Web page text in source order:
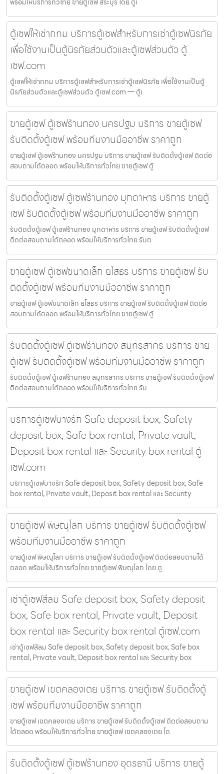
ตู้เซฟให้เช่ากทม บริการตู้เซฟสำหรับการเช่าตู้เซฟนิรภัย
เพื่อใช้งานเป็นตู้นิรภัยส่วนตัวและตู้เซฟส่วนตัว ตู้
เซฟ.com
ตู้เซฟให้เช่ากทม บริการตู้เซฟสำหรับการเช่าตู้เซฟนิรภัย เพื่อใช้งานเป็นตู้
นิรภัยส่วนตัวและตู้เซฟส่วนตัว ตู้เซฟ.com — ตู้เ
ขายตู้เซฟ ตู้เซฟร้านทอง นครปฐม บริการ ขายตู้เซฟ
รับติดตั้งตู้เซฟ พร้อมทีมงานมืออาชีพ ราคาถูก
ขายตู้เซฟ ตู้เซฟร้านทอง นครปฐม บริการ ขายตู้เซฟ รับติดตั้งตู้เซฟ ติดต่อ
สอบถามได้ตลอด พร้อมให้บริการทั่วไทย ขายตู้เซฟ ตู้
รับติดตั้งตู้เซฟ ตู้เซฟร้านทอง มุกดาหาร บริการ ขายตู้
เซฟ รับติดตั้งตู้เซฟ พร้อมทีมงานมืออาชีพ ราคาถูก
รับติดตั้งตู้เซฟ ตู้เซฟร้านทอง มุกดาหาร บริการ ขายตู้เซฟ รับติดตั้งตู้เซฟ
ติดต่อสอบถามได้ตลอด พร้อมให้บริการทั่วไทย รับต
ขายตู้เซฟ ตู้เซฟขนาดเล็ก ยโสธร บริการ ขายตู้เซฟ รับ
ติดตั้งตู้เซฟ พร้อมทีมงานมืออาชีพ ราคาถูก
ขายตู้เซฟ ตู้เซฟขนาดเล็ก ยโสธร บริการ ขายตู้เซฟ รับติดตั้งตู้เซฟ ติดต่อ
สอบถามได้ตลอด พร้อมให้บริการทั่วไทย ขายตู้เซฟ ตู้
รับติดตั้งตู้เซฟ ตู้เซฟร้านทอง สมุทรสาคร บริการ ขาย
ตู้เซฟ รับติดตั้งตู้เซฟ พร้อมทีมงานมืออาชีพ ราคาถูก
รับติดตั้งตู้เซฟ ตู้เซฟร้านทอง สมุทรสาคร บริการ ขายตู้เซฟ รับติดตั้งตู้เซฟ
ติดต่อสอบถามได้ตลอด พร้อมให้บริการทั่วไทย รับ
บริการตู้เซฟบางรัก Safe deposit box, Safety
deposit box, Safe box rental, Private vault,
Deposit box rental และ Security box rental ตู้
เซฟ.com
บริการตู้เซฟบางรัก Safe deposit box, Safety deposit box, Safe
box rental, Private vault, Deposit box rental และ Security
ขายตู้เซฟ พิษณุโลก บริการ ขายตู้เซฟ รับติดตั้งตู้เซฟ
พร้อมทีมงานมืออาชีพ ราคาถูก
ขายตู้เซฟ พิษณุโลก บริการ ขายตู้เซฟ รับติดตั้งตู้เซฟ ติดต่อสอบถามได้
ตลอด พร้อมให้บริการทั่วไทย ขายตู้เซฟ พิษณุโลก โดย ตู
เช่าตู้เซฟสีลม Safe deposit box, Safety deposit
box, Safe box rental, Private vault, Deposit
box rental และ Security box rental ตู้เซฟ.com
เช่าตู้เซฟสีลม Safe deposit box, Safety deposit box, Safe box
rental, Private vault, Deposit box rental และ Security box
ขายตู้เซฟ เขตคลองเตย บริการ ขายตู้เซฟ รับติดตั้งตู้
เซฟ พร้อมทีมงานมืออาชีพ ราคาถูก
ขายตู้เซฟ เขตคลองเตย บริการ ขายตู้เซฟ รับติดตั้งตู้เซฟ ติดต่อสอบถาม
ได้ตลอด พร้อมให้บริการทั่วไทย ขายตู้เซฟ เขตคลองเตย โด
รับติดตั้งตู้เซฟ ตู้เซฟร้านทอง อุดรธานี บริการ ขายตู้